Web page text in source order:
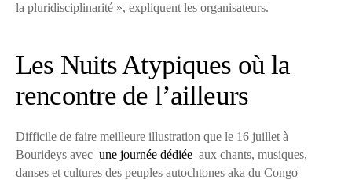
la pluridisciplinarité », expliquent les organisateurs.
Les Nuits Atypiques où la
rencontre de l’ailleurs
Difficile de faire meilleure illustration que le 16 juillet à
Bourideys avec une journée dédiée aux chants, musiques,
danses et cultures des peuples autochtones aka du Congo